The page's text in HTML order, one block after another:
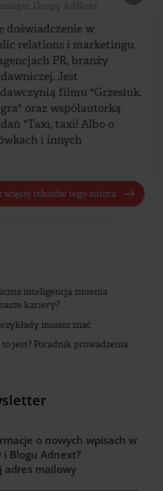
doświadczenie w
relations i marketingu
PR, branży
Jest
filmu "Grzesiuk.
oraz współautorką
"Taxi, taxi! Albo o
i innych
więcej tekstów tego autora
inteligencja zmienia
kariery?
musisz znać
jest? Poradnik prowadzenia
o nowych wpisach w
i Blogu Adnext?
adres mailowy